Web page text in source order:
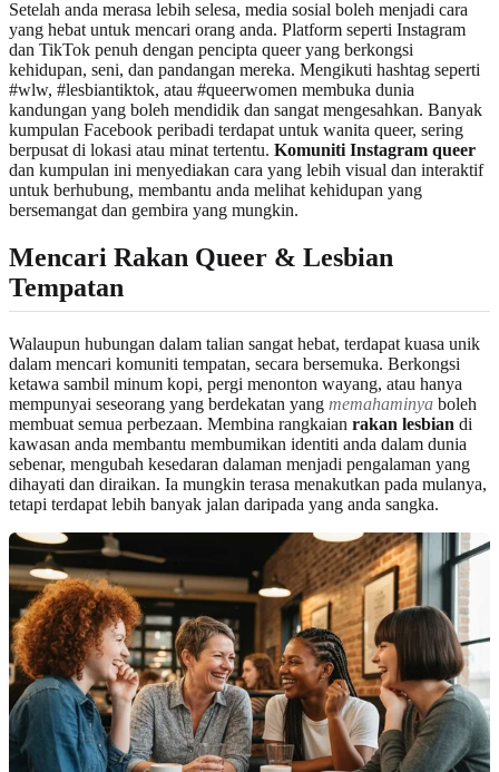
Setelah anda merasa lebih selesa, media sosial boleh menjadi cara
yang hebat untuk mencari orang anda. Platform seperti Instagram
dan TikTok penuh dengan pencipta queer yang berkongsi
kehidupan, seni, dan pandangan mereka. Mengikuti hashtag seperti
#wlw, #lesbiantiktok, atau #queerwomen membuka dunia
kandungan yang boleh mendidik dan sangat mengesahkan. Banyak
kumpulan Facebook peribadi terdapat untuk wanita queer, sering
berpusat di lokasi atau minat tertentu. Komuniti Instagram queer
dan kumpulan ini menyediakan cara yang lebih visual dan interaktif
untuk berhubung, membantu anda melihat kehidupan yang
bersemangat dan gembira yang mungkin.
Mencari Rakan Queer & Lesbian
Tempatan
Walaupun hubungan dalam talian sangat hebat, terdapat kuasa unik
dalam mencari komuniti tempatan, secara bersemuka. Berkongsi
ketawa sambil minum kopi, pergi menonton wayang, atau hanya
mempunyai seseorang yang berdekatan yang memahaminya boleh
membuat semua perbezaan. Membina rangkaian rakan lesbian di
kawasan anda membantu membumikan identiti anda dalam dunia
sebenar, mengubah kesedaran dalaman menjadi pengalaman yang
dihayati dan diraikan. Ia mungkin terasa menakutkan pada mulanya,
tetapi terdapat lebih banyak jalan daripada yang anda sangka.